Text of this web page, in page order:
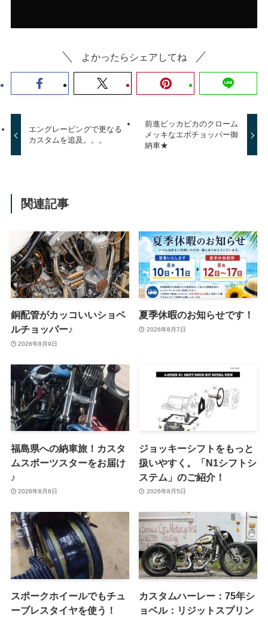
よかったらシェアしてね
エングレービングで更なる
カスタムを追及。。。
前進ピッカピカのクローム
メッキなエボチョッパー御
納車★
関連記事
銅配管がカッコいいショベ
ルチョッパー♪
2026年8月9日
夏季休暇のお知らせです！
2026年8月7日
福島県への納車旅！カスタ
ムスポーツスターをお届け
♪
2026年8月6日
ジョッキーシフトをもっと
扱いやすく。「N1シフトシ
ステム」のご紹介！
2026年8月5日
スポークホイールでもチュ
ーブレスタイヤを使う！
カスタムハーレー：75年シ
ョベル：リジットスプリン